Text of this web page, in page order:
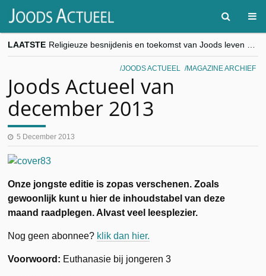
LAATSTE
“Besnijdenisdebat toont hoe moeilijk seculiere Westen minderheden begrijpt”, Jinnih Beels (Vooruit)
CITYTRIP | ROEMENIË – Boekarest: de verrassing van Oost-Europa
JOODS ACTUEEL MAGAZINE ARCHIEF
Joods Actueel van
december 2013
5 December 2013
Onze jongste editie is zopas verschenen. Zoals
gewoonlijk kunt u hier de inhoudstabel van deze
maand raadplegen. Alvast veel leesplezier.
Nog geen abonnee? klik dan hier.
Voorwoord: Euthanasie bij jongeren 3